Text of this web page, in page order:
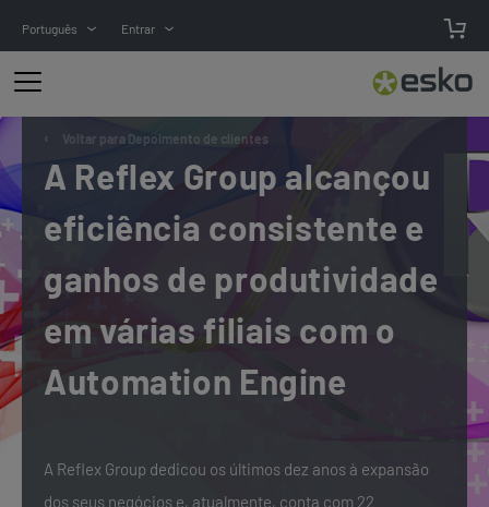
Português Entrar
Voltar para Depoimento de clientes
A Reflex Group alcançou
eficiência consistente e
ganhos de produtividade
em várias filiais com o
Automation Engine
A Reflex Group dedicou os últimos dez anos à expansão
dos seus negócios e, atualmente, conta com 22